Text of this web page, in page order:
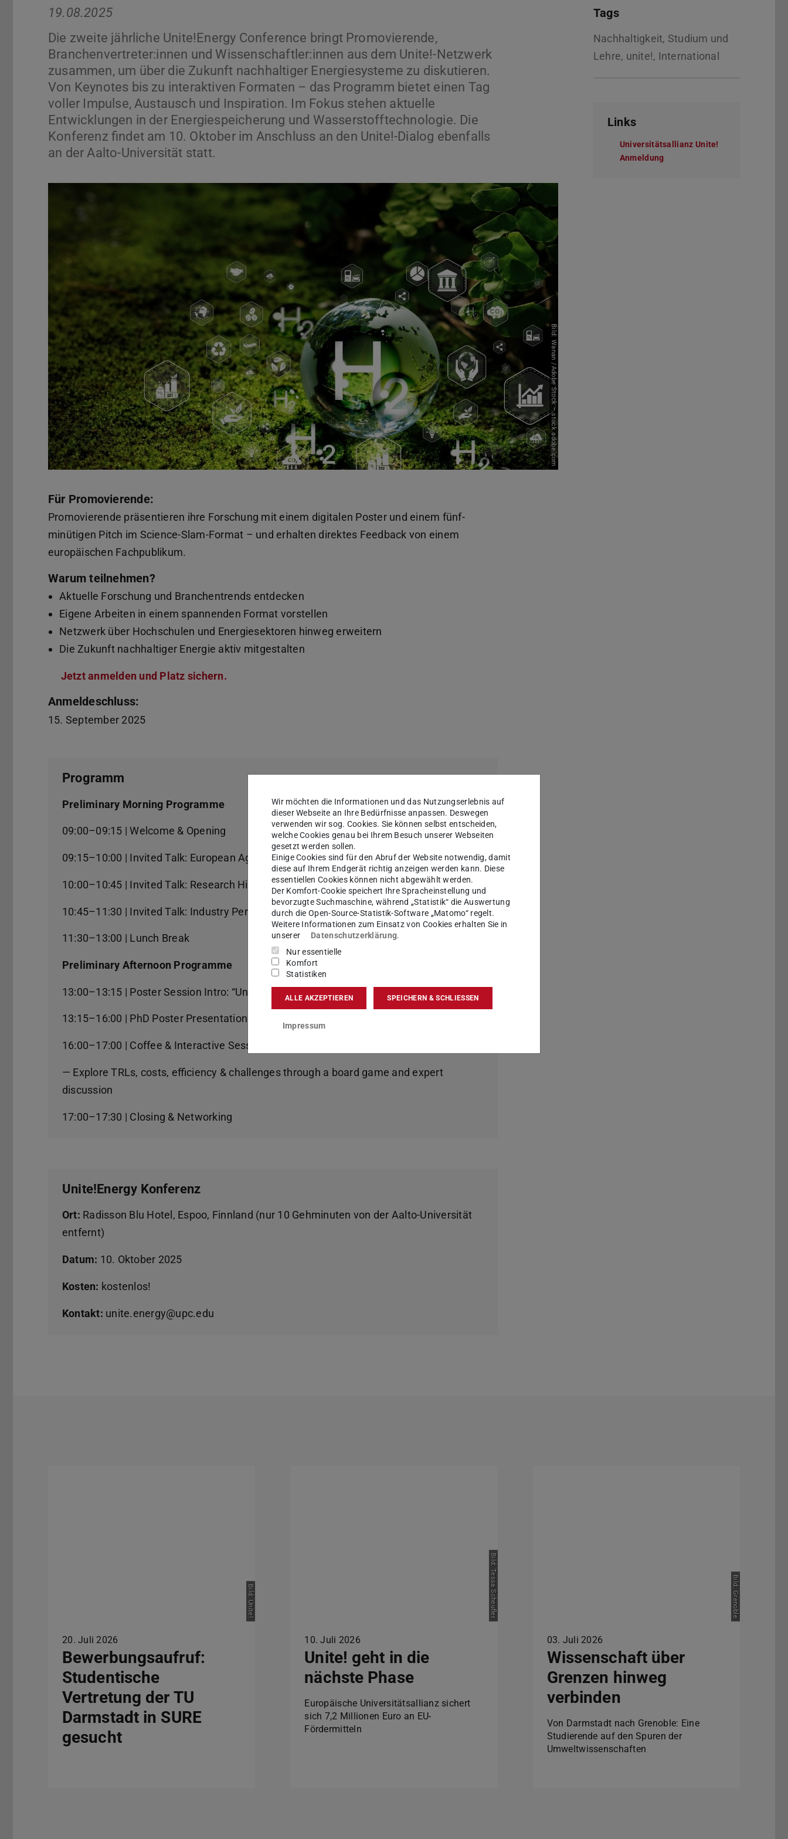
19.08.2025
Die zweite jährliche Unite!Energy Conference bringt Promovierende,
Branchenvertreter:innen und Wissenschaftler:innen aus dem Unite!-Netzwerk
zusammen, um über die Zukunft nachhaltiger Energiesysteme zu diskutieren.
Von Keynotes bis zu interaktiven Formaten – das Programm bietet einen Tag
voller Impulse, Austausch und Inspiration. Im Fokus stehen aktuelle
Entwicklungen in der Energiespeicherung und Wasserstofftechnologie. Die
Konferenz findet am 10. Oktober im Anschluss an den Unite!-Dialog ebenfalls
an der Aalto-Universität statt.
Bild: Wanan /Adobe Stock – stock.adobe.com
Für Promovierende:
Promovierende präsentieren ihre Forschung mit einem digitalen Poster und einem fünf-
minütigen Pitch im Science-Slam-Format – und erhalten direktes Feedback von einem
europäischen Fachpublikum.
Warum teilnehmen?
Aktuelle Forschung und Branchentrends entdecken
Eigene Arbeiten in einem spannenden Format vorstellen
Netzwerk über Hochschulen und Energiesektoren hinweg erweitern
Die Zukunft nachhaltiger Energie aktiv mitgestalten
Jetzt anmelden und Platz sichern.
Anmeldeschluss:
15. September 2025
Programm
Preliminary Morning Programme
09:00–09:15 | Welcome & Opening
09:15–10:00 | Invited Talk: European Agencies
10:00–10:45 | Invited Talk: Research Highlights
10:45–11:30 | Invited Talk: Industry Perspectives
11:30–13:00 | Lunch Break
Preliminary Afternoon Programme
13:00–13:15 | Poster Session Intro: “Unite!Energy”
13:15–16:00 | PhD Poster Presentations: Science Slam (5-minute pitches + Q&A)
16:00–17:00 | Coffee & Interactive Session: Hydrogen Technologies Mapping
— Explore TRLs, costs, efficiency & challenges through a board game and expert
discussion
17:00–17:30 | Closing & Networking
Unite!Energy Konferenz
Ort: Radisson Blu Hotel, Espoo, Finnland (nur 10 Gehminuten von der Aalto-Universität
entfernt)
Datum: 10. Oktober 2025
Kosten: kostenlos!
Kontakt: unite.energy@upc.edu
Tags
Nachhaltigkeit, Studium und
Lehre, unite!, International
Links
Universitätsallianz Unite!
Anmeldung
Bild: Unite!
20. Juli 2026
Bewerbungsaufruf:
Studentische
Vertretung der TU
Darmstadt in SURE
gesucht
Bild: Tessa Scheufler
10. Juli 2026
Unite! geht in die
nächste Phase
Europäische Universitätsallianz sichert
sich 7,2 Millionen Euro an EU-
Fördermitteln
Bild: Grenoble
03. Juli 2026
Wissenschaft über
Grenzen hinweg
verbinden
Von Darmstadt nach Grenoble: Eine
Studierende auf den Spuren der
Umweltwissenschaften
Wir möchten die Informationen und das Nutzungserlebnis auf
dieser Webseite an Ihre Bedürfnisse anpassen. Deswegen
verwenden wir sog. Cookies. Sie können selbst entscheiden,
welche Cookies genau bei Ihrem Besuch unserer Webseiten
gesetzt werden sollen.
Einige Cookies sind für den Abruf der Website notwendig, damit
diese auf Ihrem Endgerät richtig anzeigen werden kann. Diese
essentiellen Cookies können nicht abgewählt werden.
Der Komfort-Cookie speichert Ihre Spracheinstellung und
bevorzugte Suchmaschine, während „Statistik“ die Auswertung
durch die Open-Source-Statistik-Software „Matomo“ regelt.
Weitere Informationen zum Einsatz von Cookies erhalten Sie in
unserer
Datenschutzerklärung.
Nur essentielle
Komfort
Statistiken
ALLE AKZEPTIEREN SPEICHERN & SCHLIESSEN
Impressum